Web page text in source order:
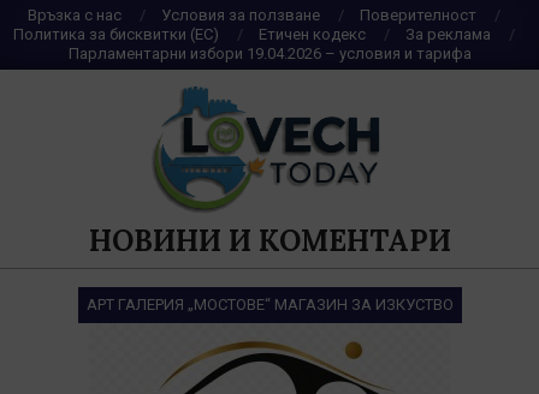
Skip
to
content
Връзка с нас Условия за ползване
Поверителност
Политика за бисквитки (ЕС)
Етичен кодекс
За реклама
Парламентарни избори 19.04.2026 – условия и тарифа
НОВИНИ И КОМЕНТАРИ
АРТ ГАЛЕРИЯ „МОСТОВЕ“ МАГАЗИН ЗА ИЗКУСТВО